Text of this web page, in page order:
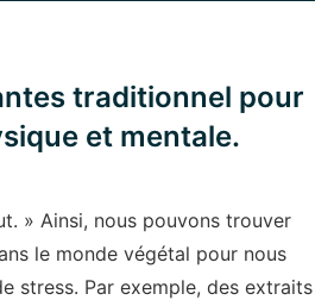
traditionnel pour
et mentale.
» Ainsi, nous pouvons trouver
le monde végétal pour nous
stress. Par exemple, des extraits